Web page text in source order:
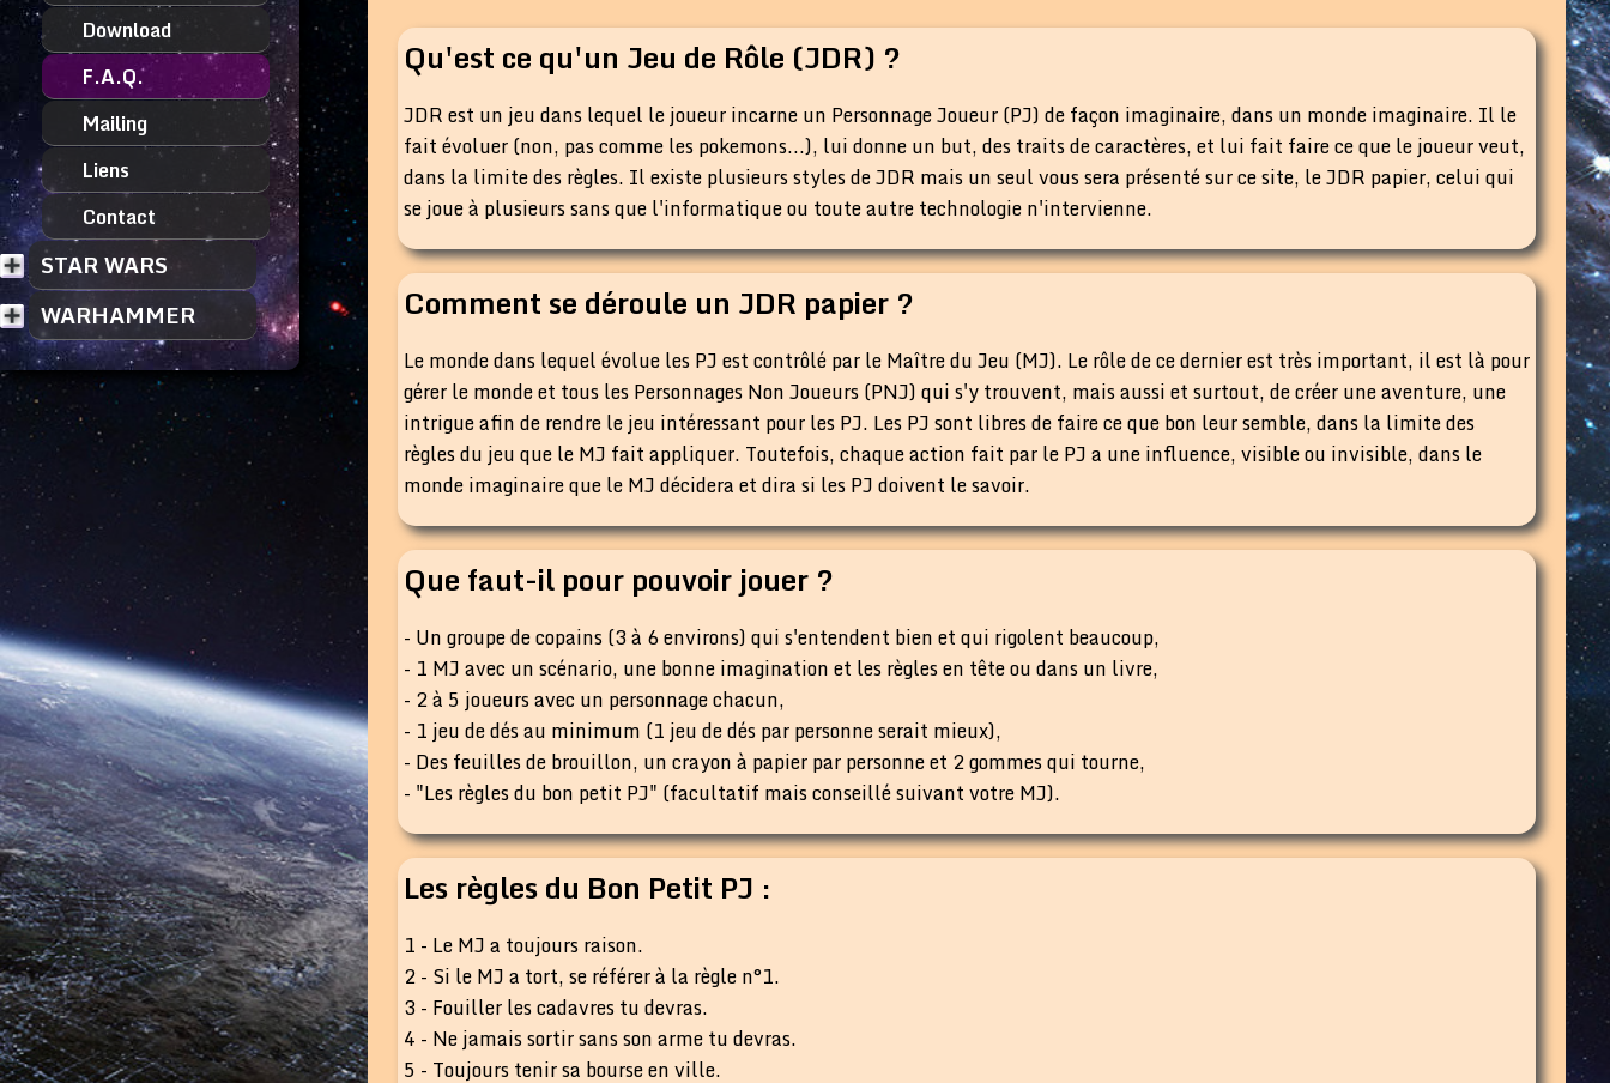
Download
F.A.Q.
Mailing
Liens
Contact
STAR WARS
WARHAMMER
Qu'est ce qu'un Jeu de Rôle (JDR) ?
JDR est un jeu dans lequel le joueur incarne un Personnage Joueur (PJ) de façon imaginaire, dans un monde imaginaire. Il le
fait évoluer (non, pas comme les pokemons...), lui donne un but, des traits de caractères, et lui fait faire ce que le joueur veut,
dans la limite des règles. Il existe plusieurs styles de JDR mais un seul vous sera présenté sur ce site, le JDR papier, celui qui
se joue à plusieurs sans que l'informatique ou toute autre technologie n'intervienne.
Comment se déroule un JDR papier ?
Le monde dans lequel évolue les PJ est contrôlé par le Maître du Jeu (MJ). Le rôle de ce dernier est très important, il est là pour
gérer le monde et tous les Personnages Non Joueurs (PNJ) qui s'y trouvent, mais aussi et surtout, de créer une aventure, une
intrigue afin de rendre le jeu intéressant pour les PJ. Les PJ sont libres de faire ce que bon leur semble, dans la limite des
règles du jeu que le MJ fait appliquer. Toutefois, chaque action fait par le PJ a une influence, visible ou invisible, dans le
monde imaginaire que le MJ décidera et dira si les PJ doivent le savoir.
Que faut-il pour pouvoir jouer ?
- Un groupe de copains (3 à 6 environs) qui s'entendent bien et qui rigolent beaucoup,
- 1 MJ avec un scénario, une bonne imagination et les règles en tête ou dans un livre,
- 2 à 5 joueurs avec un personnage chacun,
- 1 jeu de dés au minimum (1 jeu de dés par personne serait mieux),
- Des feuilles de brouillon, un crayon à papier par personne et 2 gommes qui tourne,
- "Les règles du bon petit PJ" (facultatif mais conseillé suivant votre MJ).
Les règles du Bon Petit PJ :
1 - Le MJ a toujours raison.
2 - Si le MJ a tort, se référer à la règle n°1.
3 - Fouiller les cadavres tu devras.
4 - Ne jamais sortir sans son arme tu devras.
5 - Toujours tenir sa bourse en ville.